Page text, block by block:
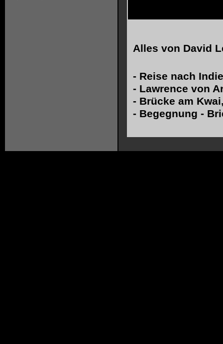
Alles von David
- Reise nach
- Lawrence von
- Brücke am
- Begegnung -